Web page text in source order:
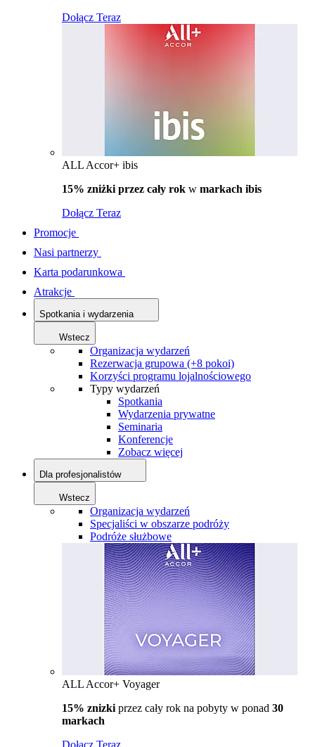
Dołącz Teraz
ALL Accor+ ibis
15% zniżki przez cały rok w markach ibis
Dołącz Teraz
Promocje
Nasi partnerzy
Karta podarunkowa
Atrakcje
Spotkania i wydarzenia
Wstecz
Organizacja wydarzeń
Rezerwacja grupowa (+8 pokoi)
Korzyści programu lojalnościowego
Typy wydarzeń
Spotkania
Wydarzenia prywatne
Seminaria
Konferencje
Zobacz więcej
Dla profesjonalistów
Wstecz
Organizacja wydarzeń
Specjaliści w obszarze podróży
Podróże służbowe
ALL Accor+ Voyager
15% znizki przez cały rok na pobyty w ponad 30
markach
Dołącz Teraz